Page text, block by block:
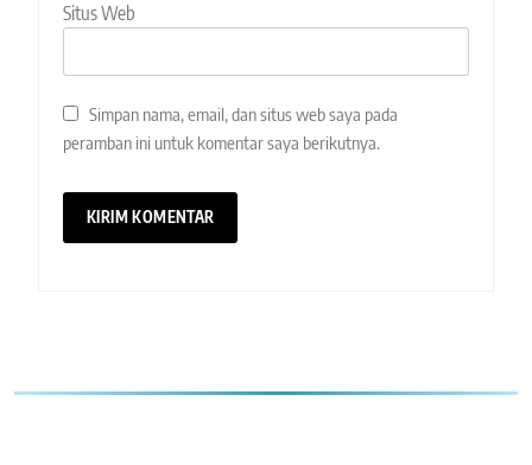
Situs Web
Simpan nama, email, dan situs web saya pada
peramban ini untuk komentar saya berikutnya.